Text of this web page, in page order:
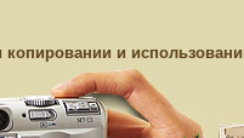
копировании и